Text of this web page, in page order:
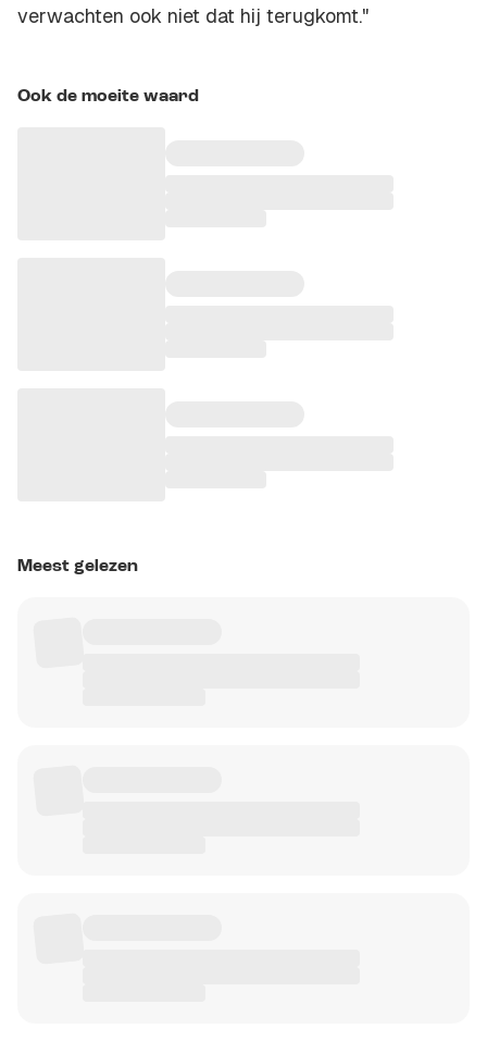
verwachten ook niet dat hij terugkomt."
Ook de moeite waard
Meest gelezen